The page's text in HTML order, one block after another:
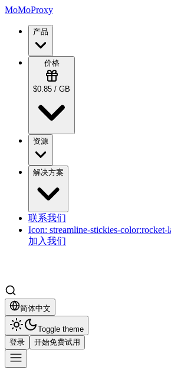
MoMoProxy
产品
价格
$0.85 / GB
资源
解决方案
联系我们
Icon: streamline-stickies-color:rocket-
加入我们
简体中文
Toggle theme
登录
开始免费试用